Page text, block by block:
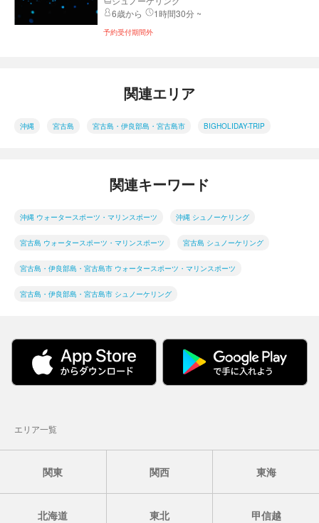
6歳から
1時間30分 ~
予約受付期間外
関連エリア
沖縄 宮古島 宮古島・伊良部島・宮古島市 BIGHOLIDAY-TRIP
関連キーワード
沖縄 ウォータースポーツ・マリンスポーツ 沖縄 シュノーケリング
宮古島 ウォータースポーツ・マリンスポーツ 宮古島 シュノーケリング
宮古島・伊良部島・宮古島市 ウォータースポーツ・マリンスポーツ
宮古島・伊良部島・宮古島市 シュノーケリング
エリア一覧
関東 関西 東海
北海道 東北 甲信越